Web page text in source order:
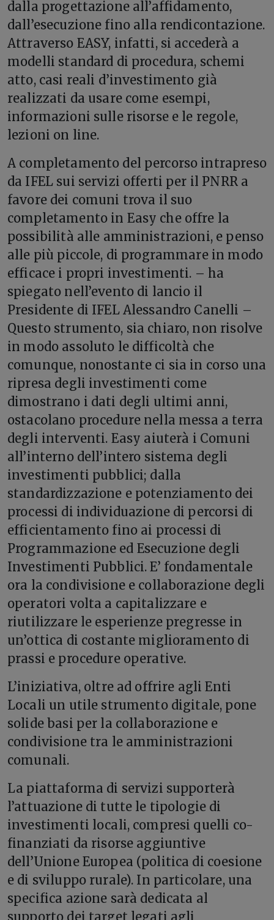
dalla progettazione all’affidamento,
dall’esecuzione fino alla rendicontazione.
Attraverso EASY, infatti, si accederà a
modelli standard di procedura, schemi
atto, casi reali d’investimento già
realizzati da usare come esempi,
informazioni sulle risorse e le regole,
lezioni on line.
A completamento del percorso intrapreso
da IFEL sui servizi offerti per il PNRR a
favore dei comuni trova il suo
completamento in Easy che offre la
possibilità alle amministrazioni, e penso
alle più piccole, di programmare in modo
efficace i propri investimenti. – ha
spiegato nell’evento di lancio il
Presidente di IFEL Alessandro Canelli –
Questo strumento, sia chiaro, non risolve
in modo assoluto le difficoltà che
comunque, nonostante ci sia in corso una
ripresa degli investimenti come
dimostrano i dati degli ultimi anni,
ostacolano procedure nella messa a terra
degli interventi. Easy aiuterà i Comuni
all’interno dell’intero sistema degli
investimenti pubblici; dalla
standardizzazione e potenziamento dei
processi di individuazione di percorsi di
efficientamento fino ai processi di
Programmazione ed Esecuzione degli
Investimenti Pubblici. E’ fondamentale
ora la condivisione e collaborazione degli
operatori volta a capitalizzare e
riutilizzare le esperienze pregresse in
un’ottica di costante miglioramento di
prassi e procedure operative.
L’iniziativa, oltre ad offrire agli Enti
Locali un utile strumento digitale, pone
solide basi per la collaborazione e
condivisione tra le amministrazioni
comunali.
La piattaforma di servizi supporterà
l’attuazione di tutte le tipologie di
investimenti locali, compresi quelli co-
finanziati da risorse aggiuntive
dell’Unione Europea (politica di coesione
e di sviluppo rurale). In particolare, una
specifica azione sarà dedicata al
supporto dei target legati agli